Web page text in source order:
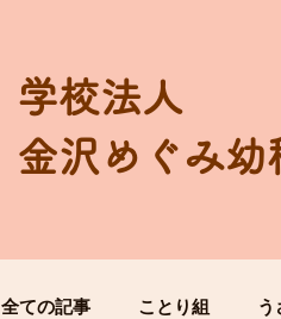
学校法人
金沢めぐみ幼
全ての記事 ことり組 う